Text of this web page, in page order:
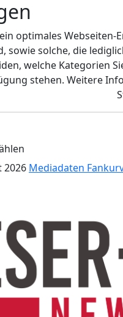
optimales
sowie solche, die
welche Kategorien
stehen. Weitere
2026 Mediadaten